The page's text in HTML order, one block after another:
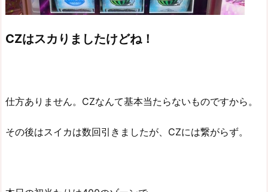
CZはスカりましたけどね！
仕方ありません。CZなんて基本当たらないものですから。
その後はスイカは数回引きましたが、CZには繋がらず。